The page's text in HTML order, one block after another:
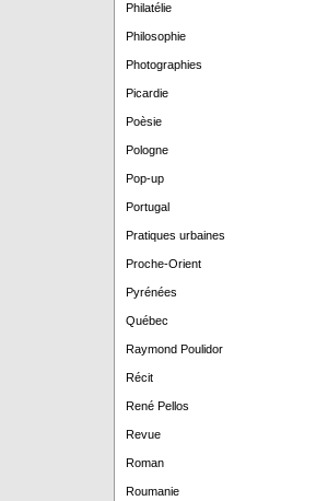
Philatélie
Philosophie
Photographies
Picardie
Poèsie
Pologne
Pop-up
Portugal
Pratiques urbaines
Proche-Orient
Pyrénées
Québec
Raymond Poulidor
Récit
René Pellos
Revue
Roman
Roumanie